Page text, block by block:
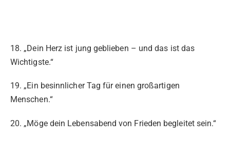
18. „Dein Herz ist jung geblieben – und das ist das
Wichtigste.“
19. „Ein besinnlicher Tag für einen großartigen
Menschen.“
20. „Möge dein Lebensabend von Frieden begleitet sein.“